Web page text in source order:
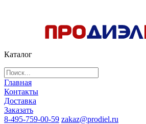
Каталог
Главная
Контакты
Доставка
Заказать
8-495-759-00-59 zakaz@prodiel.ru